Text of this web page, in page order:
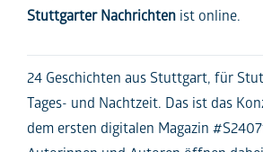
Stuttgarter Nachrichten ist online.
24 Geschichten aus Stuttgart, für
Tages- und Nachtzeit. Das ist das
dem ersten digitalen Magazin